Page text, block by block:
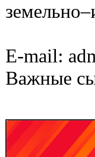
E-mail:
Важные